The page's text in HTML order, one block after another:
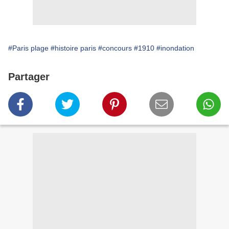
#Paris plage #histoire paris #concours #1910 #inondation
Partager